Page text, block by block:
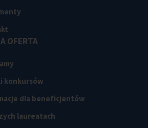
OFERTA
konkursów
dla beneficjentów
laureatach